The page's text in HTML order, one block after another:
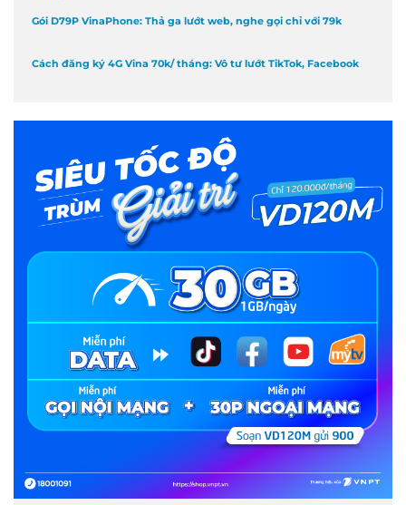
Gói D79P VinaPhone: Thả ga lướt web, nghe gọi chỉ với 79k
Cách đăng ký 4G Vina 70k/ tháng: Vô tư lướt TikTok, Facebook